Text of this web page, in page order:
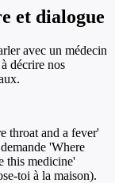
et dialogue
avec un médecin
décrire nos
throat and a fever'
'Where
this medicine'
toi à la maison).